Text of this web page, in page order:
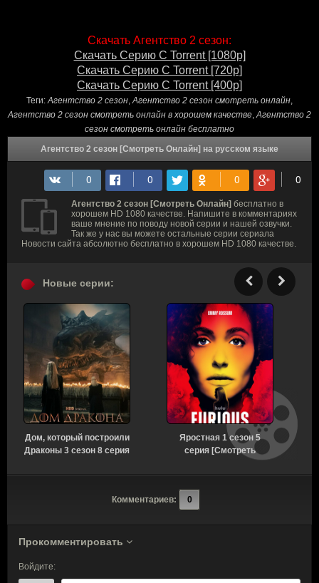
Скачать Агентство 2 сезон:
Скачать Серию С Torrent [1080p]
Скачать Серию С Torrent [720p]
Скачать Серию С Torrent [400p]
Теги: Агентство 2 сезон Агентство 2 сезон смотреть онлайн
Агентство 2 сезон смотреть онлайн в хорошем качестве Агентство 2
сезон смотреть онлайн бесплатно
Агентство 2 сезон [Смотреть Онлайн] на русском языке
Агентство 2 сезон [Смотреть Онлайн] бесплатно в
хорошем HD 1080 качестве. Напишите в комментариях
ваше мнение по поводу новой серии и нашей озвучки.
Так же у нас вы можете остальные серии сериала
Новости сайта абсолютно бесплатно в хорошем HD 1080 качестве.
Новые серии:
Дом, который построили
Драконы 3 сезон 8 серия
Яростная 1 сезон 5
серия [Смотреть
Комментариев: 0
Прокомментировать
Войдите: